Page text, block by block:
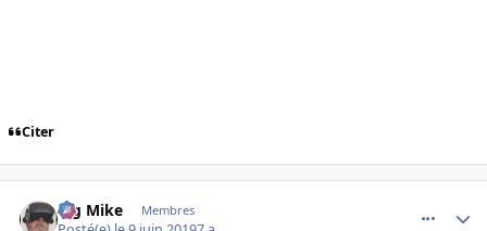
Citer
Big Mike Membres